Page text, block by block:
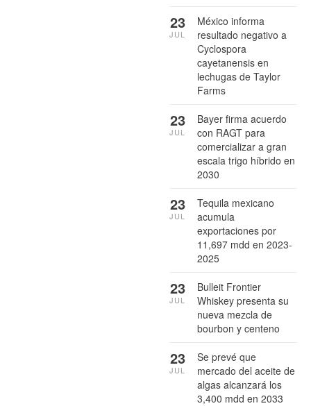
México informa
resultado negativo a
Cyclospora
cayetanensis en
lechugas de Taylor
Farms
23
JUL
Bayer firma acuerdo
con RAGT para
comercializar a gran
escala trigo híbrido en
2030
23
JUL
Tequila mexicano
acumula
exportaciones por
11,697 mdd en 2023-
2025
23
JUL
Bulleit Frontier
Whiskey presenta su
nueva mezcla de
bourbon y centeno
23
JUL
Se prevé que
mercado del aceite de
algas alcanzará los
3,400 mdd en 2033
23
JUL